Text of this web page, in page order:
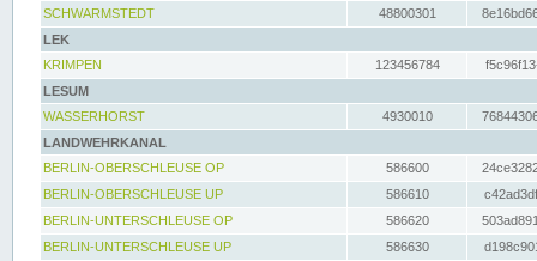
SCHWARMSTEDT
48800301
LEK
KRIMPEN
123456784
LESUM
WASSERHORST
4930010
LANDWEHRKANAL
BERLIN-OBERSCHLEUSE OP
586600
BERLIN-OBERSCHLEUSE UP
586610
BERLIN-UNTERSCHLEUSE OP
586620
BERLIN-UNTERSCHLEUSE UP
586630